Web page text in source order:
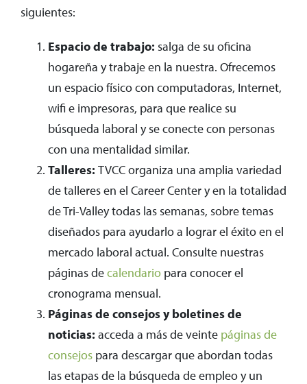
siguientes:
Espacio de trabajo: salga de su oficina
hogareña y trabaje en la nuestra. Ofrecemos
un espacio físico con computadoras, Internet,
wifi e impresoras, para que realice su
búsqueda laboral y se conecte con personas
con una mentalidad similar.
Talleres: TVCC organiza una amplia variedad
de talleres en el Career Center y en la totalidad
de Tri-Valley todas las semanas, sobre temas
diseñados para ayudarlo a lograr el éxito en el
mercado laboral actual. Consulte nuestras
páginas decalendario para conocer el
cronograma mensual.
Páginas de consejos y boletines de
noticias: acceda a más de veinte páginas de
consejos para descargar que abordan todas
las etapas de la búsqueda de empleo y un